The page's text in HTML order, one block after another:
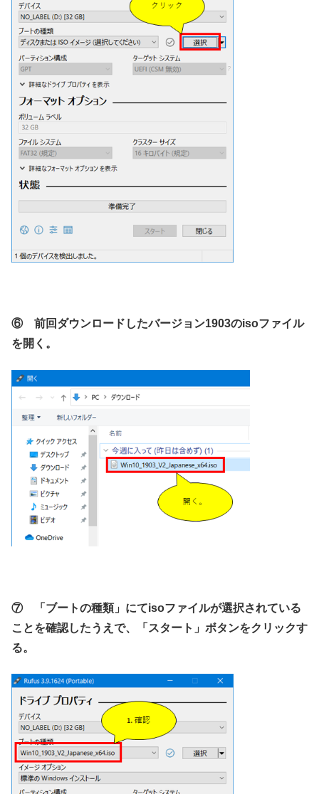
⑥ 前回ダウンロードしたバージョン1903のisoファイル
を開く。
⑦ 「ブートの種類」にてisoファイルが選択されている
ことを確認したうえで、「スタート」ボタンをクリックす
る。